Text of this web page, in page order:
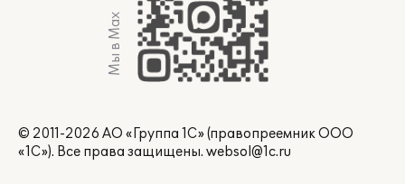
Мы в Max
© 2011-2026 АО «Группа 1С» (правопреемник ООО
«1С»). Все права защищены. websol@1c.ru